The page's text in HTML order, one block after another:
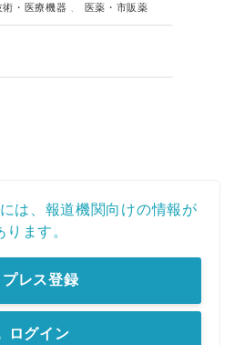
・医療機器
医薬・市販薬
は、報道機関向けの情報が
ります。
プレス登録
ログイン